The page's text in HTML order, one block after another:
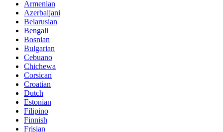
Armenian
Azerbaijani
Belarusian
Bengali
Bosnian
Bulgarian
Cebuano
Chichewa
Corsican
Croatian
Dutch
Estonian
Filipino
Finnish
Frisian